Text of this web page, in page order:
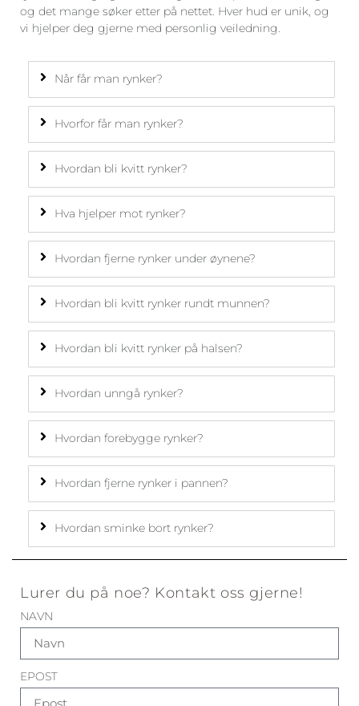
og det mange søker etter på nettet. Hver hud er unik, og
vi hjelper deg gjerne med personlig veiledning.
Når får man rynker?
Hvorfor får man rynker?
Hvordan bli kvitt rynker?
Hva hjelper mot rynker?
Hvordan fjerne rynker under øynene?
Hvordan bli kvitt rynker rundt munnen?
Hvordan bli kvitt rynker på halsen?
Hvordan unngå rynker?
Hvordan forebygge rynker?
Hvordan fjerne rynker i pannen?
Hvordan sminke bort rynker?
Lurer du på noe? Kontakt oss gjerne!
NAVN
EPOST